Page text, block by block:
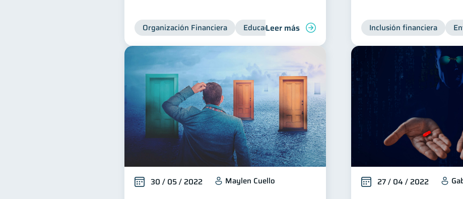
Organización Financiera Educación financiera Inclusión financiera Finanzas
Leer más Inclusión financiera
30 / 05 / 2022 Maylen Cuello 27 / 04 / 2022